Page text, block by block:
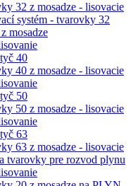
32 z mosadze - lisovacie
systém - tvarovky 32
mosadze
40
40 z mosadze - lisovacie
50
50 z mosadze - lisovacie
63
63 z mosadze - lisovacie
tvarovky pre rozvod plynu